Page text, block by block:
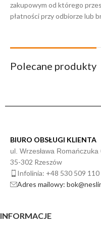
zakupowym od którego
płatności przy odbiorze lub
Polecane produkty
BIURO OBSŁUGI KLIENTA
ul. Wrzesława Romańczuka
35-302 Rzeszów
Infolinia: +48 530 509 110
Adres mailowy:
INFORMACJE